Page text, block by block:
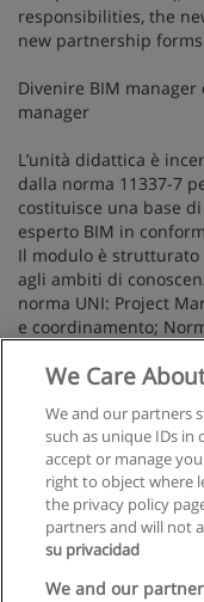
responsibilities, the
new partnership
Divenire BIM
manager
L’unità didattica è
dalla norma 11337-7
costituisce una base
esperto BIM in
Il modulo è strutturato
agli ambiti di
norma UNI: Project
e coordinamento;
This teaching unit
11337-7 standard for
as a basic
The module is
required by UNI:
modeling and
software, contracts,
We Care
We and our partners
such as unique IDs in
accept or manage
right to object where
the privacy policy
partners and will not
su privacidad
We and our